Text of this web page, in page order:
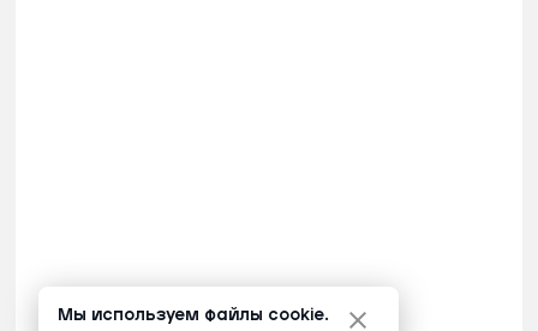
Мы используем файлы cookie.